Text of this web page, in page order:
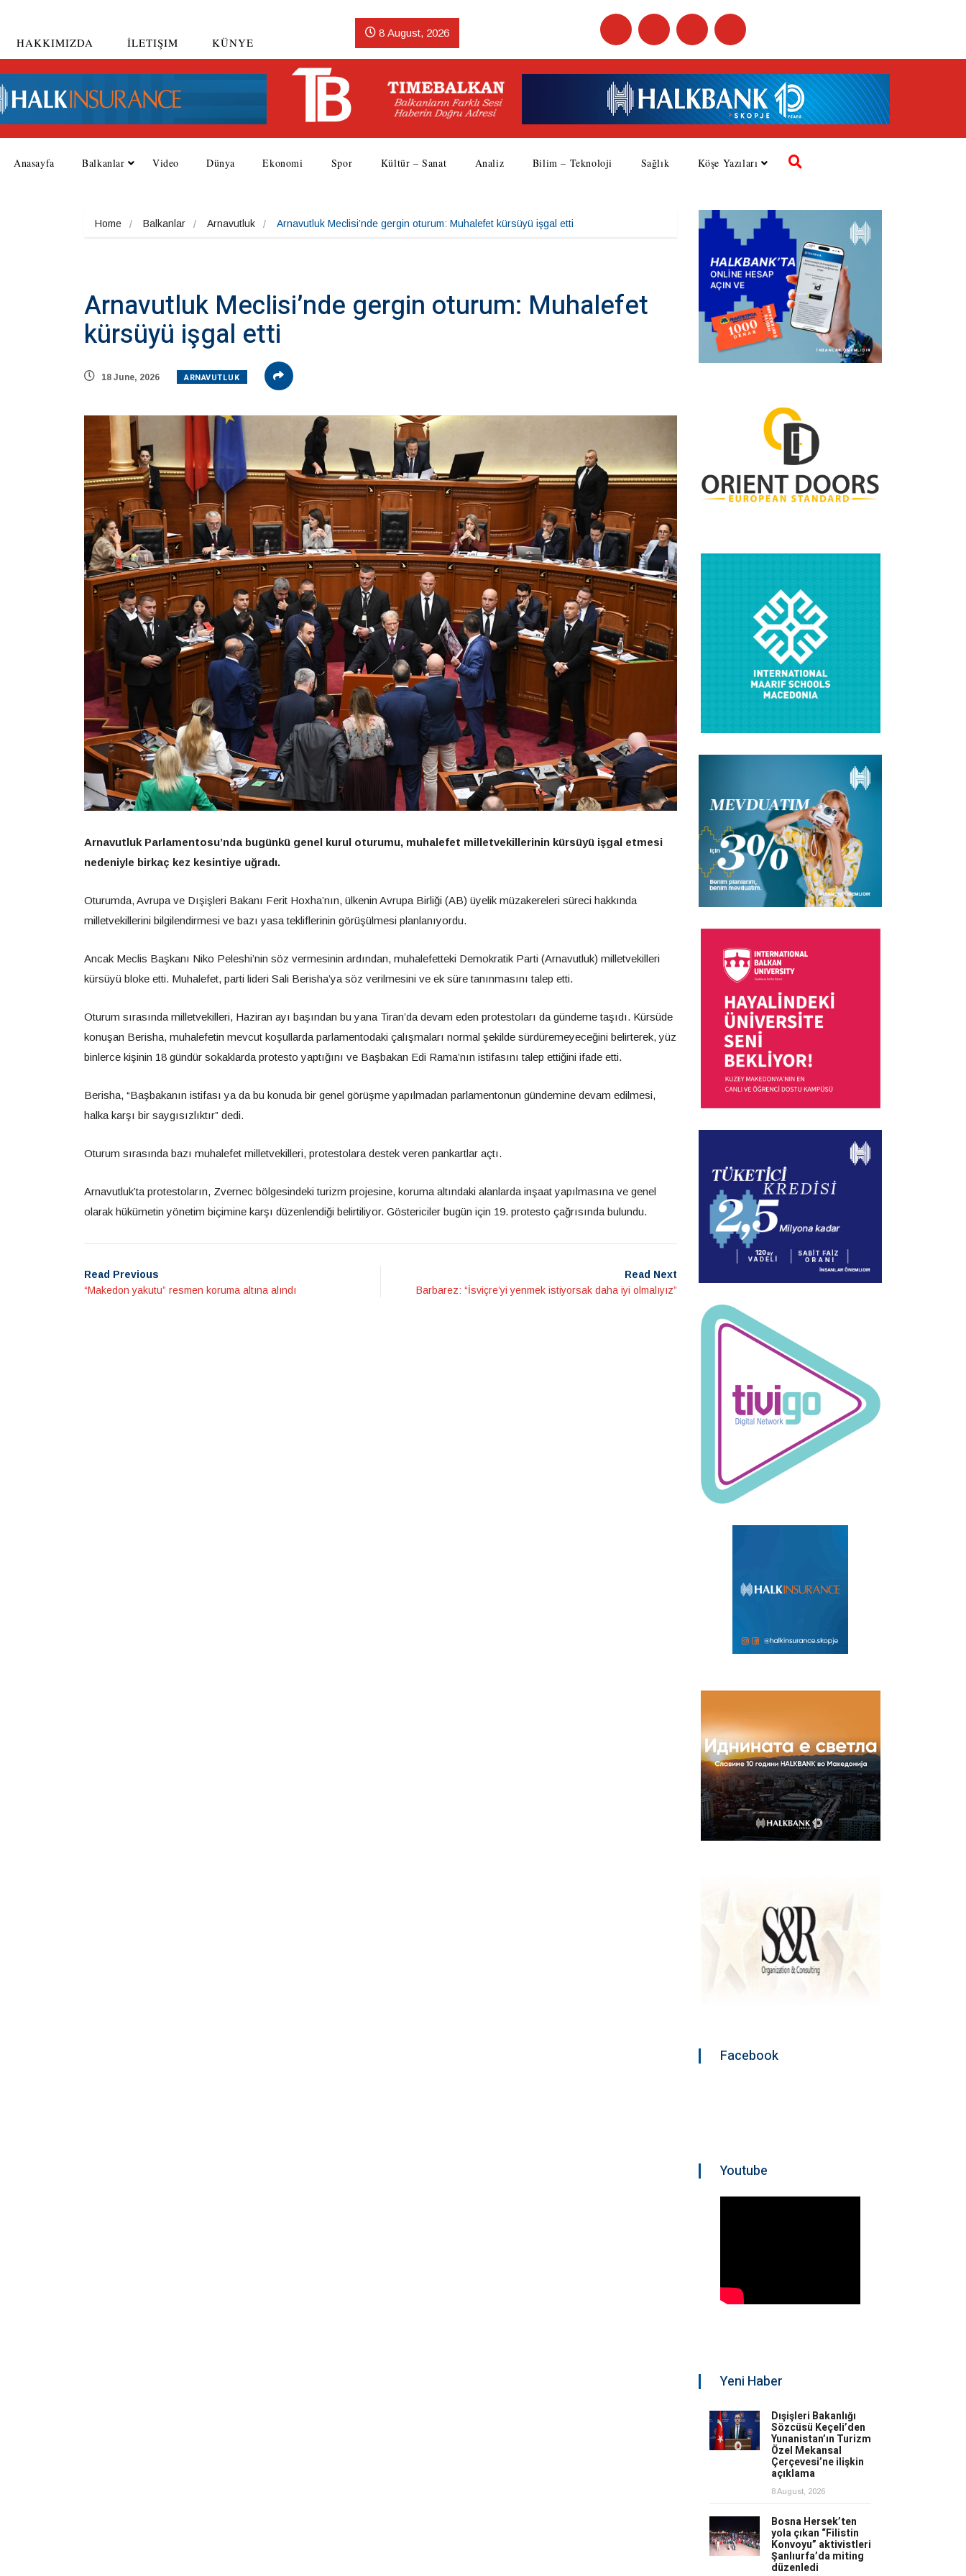
HAKKIMIZDA İLETIŞIM KÜNYE
8 August, 2026
Anasayfa Balkanlar Video Dünya Ekonomi Spor Kültür – Sanat Analiz Bilim – Teknoloji Sağlık Köşe Yazıları
Home Balkanlar Arnavutluk Arnavutluk Meclisi’nde gergin oturum: Muhalefet kürsüyü işgal etti
Arnavutluk Meclisi’nde gergin oturum: Muhalefet
kürsüyü işgal etti
18 June, 2026 ARNAVUTLUK
Arnavutluk Parlamentosu’nda bugünkü genel kurul oturumu, muhalefet milletvekillerinin kürsüyü işgal etmesi
nedeniyle birkaç kez kesintiye uğradı.
Oturumda, Avrupa ve Dışişleri Bakanı Ferit Hoxha’nın, ülkenin Avrupa Birliği (AB) üyelik müzakereleri süreci hakkında
milletvekillerini bilgilendirmesi ve bazı yasa tekliflerinin görüşülmesi planlanıyordu.
Ancak Meclis Başkanı Niko Peleshi’nin söz vermesinin ardından, muhalefetteki Demokratik Parti (Arnavutluk) milletvekilleri
kürsüyü bloke etti. Muhalefet, parti lideri Sali Berisha’ya söz verilmesini ve ek süre tanınmasını talep etti.
Oturum sırasında milletvekilleri, Haziran ayı başından bu yana Tiran’da devam eden protestoları da gündeme taşıdı. Kürsüde
konuşan Berisha, muhalefetin mevcut koşullarda parlamentodaki çalışmaları normal şekilde sürdüremeyeceğini belirterek, yüz
binlerce kişinin 18 gündür sokaklarda protesto yaptığını ve Başbakan Edi Rama’nın istifasını talep ettiğini ifade etti.
Berisha, “Başbakanın istifası ya da bu konuda bir genel görüşme yapılmadan parlamentonun gündemine devam edilmesi,
halka karşı bir saygısızlıktır” dedi.
Oturum sırasında bazı muhalefet milletvekilleri, protestolara destek veren pankartlar açtı.
Arnavutluk’ta protestoların, Zvernec bölgesindeki turizm projesine, koruma altındaki alanlarda inşaat yapılmasına ve genel
olarak hükümetin yönetim biçimine karşı düzenlendiği belirtiliyor. Göstericiler bugün için 19. protesto çağrısında bulundu.
Read Previous
“Makedon yakutu” resmen koruma altına alındı
Read Next
Barbarez: “İsviçre’yi yenmek istiyorsak daha iyi olmalıyız”
Facebook
Youtube
Yeni Haber
Dışişleri Bakanlığı
Sözcüsü Keçeli’den
Yunanistan’ın Turizm
Özel Mekansal
Çerçevesi’ne ilişkin
açıklama
8 August, 2026
Bosna Hersek’ten
yola çıkan “Filistin
Konvoyu” aktivistleri
Şanlıurfa’da miting
düzenledi